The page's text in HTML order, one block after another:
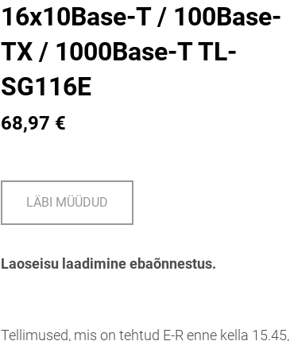
16x10Base-T / 100Base-
TX / 1000Base-T TL-
SG116E
68,97 €
LÄBI MÜÜDUD
Laoseisu laadimine ebaõnnestus.
Tellimused, mis on tehtud E-R enne kella 15.45,